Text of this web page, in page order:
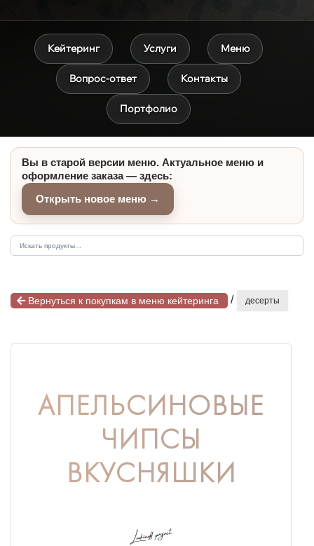
Кейтеринг Услуги Меню
Вопрос-ответ Контакты
Портфолио
Вы в старой версии меню. Актуальное меню и
оформление заказа — здесь:
Открыть новое меню →
Вернуться к покупкам в меню кейтеринга / десерты
АПЕЛЬСИНОВЫЕ
ЧИПСЫ
ВКУСНЯШКИ